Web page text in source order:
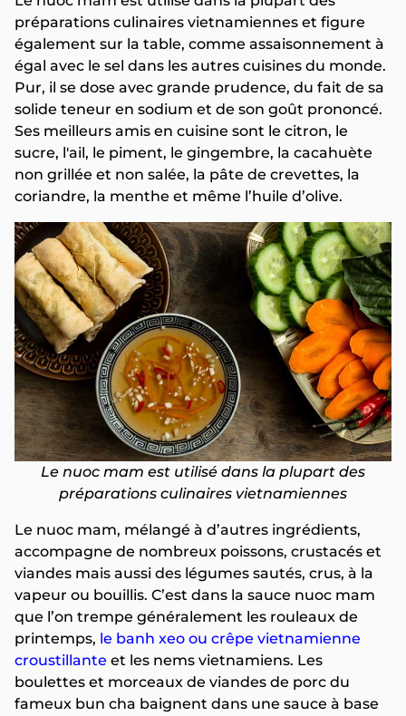
préparations culinaires vietnamiennes et figure
également sur la table, comme assaisonnement à
égal avec le sel dans les autres cuisines du monde.
Pur, il se dose avec grande prudence, du fait de sa
solide teneur en sodium et de son goût prononcé.
Ses meilleurs amis en cuisine sont le citron, le
sucre, l'ail, le piment, le gingembre, la cacahuète
non grillée et non salée, la pâte de crevettes, la
coriandre, la menthe et même l’huile d’olive.
Le nuoc mam est utilisé dans la plupart des
préparations culinaires vietnamiennes
Le nuoc mam, mélangé à d’autres ingrédients,
accompagne de nombreux poissons, crustacés et
viandes mais aussi des légumes sautés, crus, à la
vapeur ou bouillis. C’est dans la sauce nuoc mam
que l’on trempe généralement les rouleaux de
printemps, le banh xeo ou crêpe vietnamienne
croustillante et les nems vietnamiens. Les
boulettes et morceaux de viandes de porc du
fameux bun cha baignent dans une sauce à base